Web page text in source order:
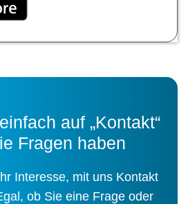
auf „Kontakt“
Fragen haben
Interesse, mit uns Kontakt
ob Sie eine Frage oder